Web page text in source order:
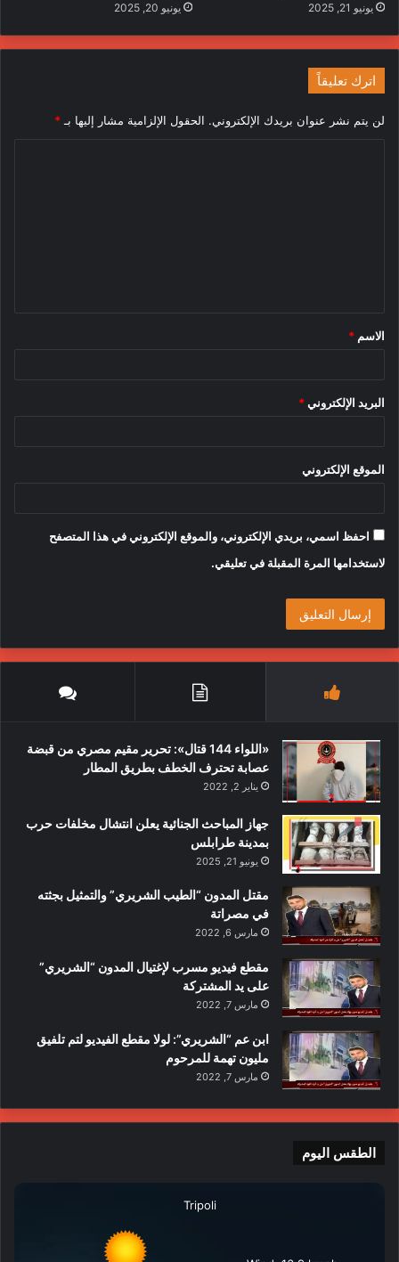
يونيو 21, 2025 يونيو 20, 2025
اترك تعليقاً
لن يتم نشر عنوان بريدك الإلكتروني. الحقول الإلزامية مشار إليها بـ *
*
الاسم *
البريد الإلكتروني *
الموقع الإلكتروني
احفظ اسمي، بريدي الإلكتروني، والموقع الإلكتروني في هذا المتصفح
لاستخدامها المرة المقبلة في تعليقي.
«اللواء 144 قتال»: تحرير مقيم مصري من قبضة
عصابة تحترف الخطف بطريق المطار
يناير 2, 2022
جهاز المباحث الجنائية يعلن انتشال مخلفات حرب
بمدينة طرابلس
يونيو 21, 2025
مقتل المدون “الطيب الشريري” والتمثيل بجثته
في مصراتة
مارس 6, 2022
مقطع فيديو مسرب لإغتيال المدون “الشريري”
على يد المشتركة
مارس 7, 2022
ابن عم “الشريري”: لولا مقطع الفيديو لتم تلفيق
مليون تهمة للمرحوم
مارس 7, 2022
الطقس اليوم
Tripoli